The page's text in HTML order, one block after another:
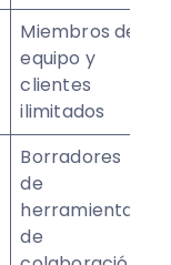
Miembros del
equipo y
clientes
ilimitados
Borradores
de
herramientas
de